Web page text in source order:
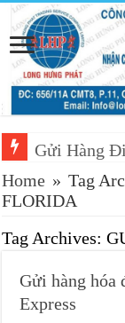
Gửi Hàng
Home » Tag
FLORIDA
Tag Archives:
Gửi hàng
Express